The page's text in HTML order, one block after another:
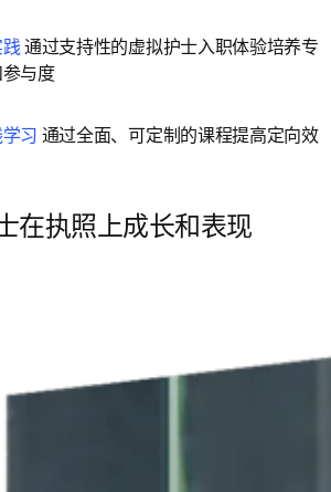
通过支持性的虚拟护士入职体验培养专
与度
习 通过全面、可定制的课程提高定向效
在执照上成长和表现